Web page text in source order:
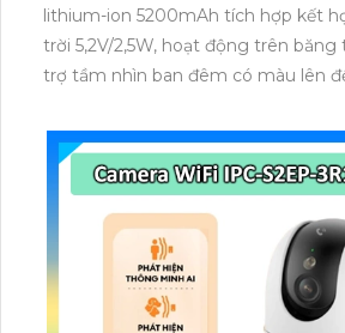
lithium-ion 5200mAh tích hợp kết
trời 5,2V/2,5W, hoạt động trên băng
trợ tầm nhìn ban đêm có màu lên
dữ liệu qua thẻ microSD lên đến